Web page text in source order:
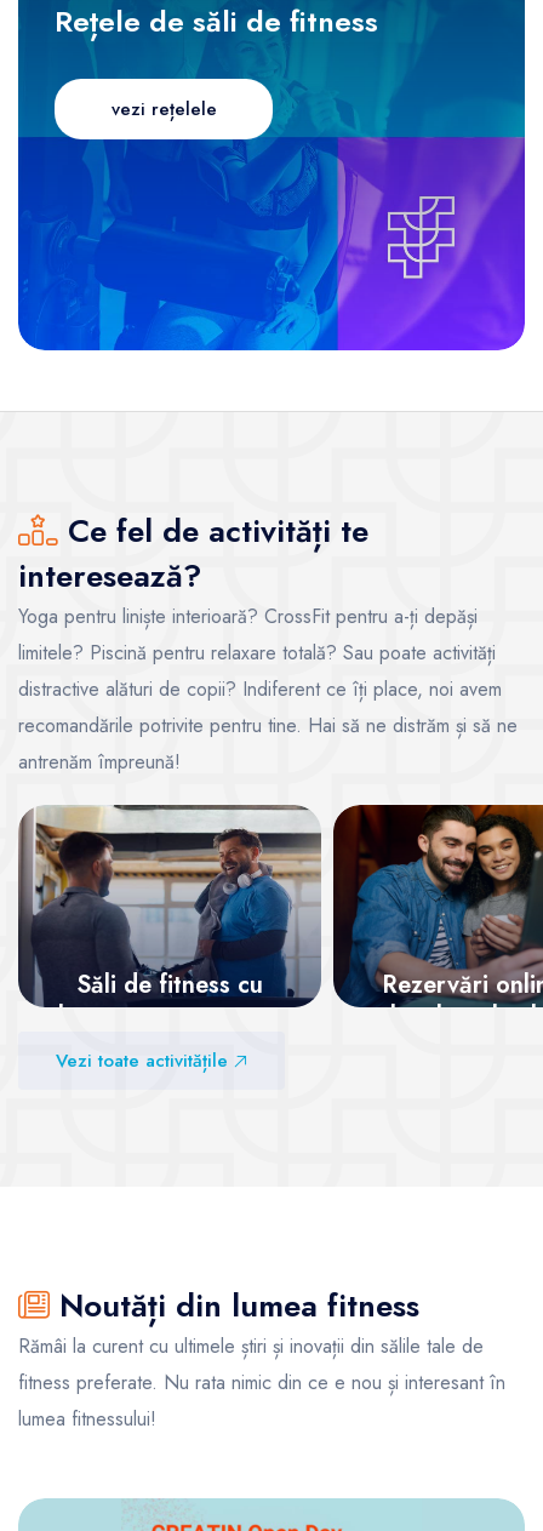
Rețele de săli de fitness
vezi rețelele
Ce fel de activități te
interesează?
Yoga pentru liniște interioară? CrossFit pentru a-ți depăși
limitele? Piscină pentru relaxare totală? Sau poate activități
distractive alături de copii? Indiferent ce îți place, noi avem
recomandările potrivite pentru tine. Hai să ne distrăm și să ne
antrenăm împreună!
Săli de fitness cu
abonamente recurente
Rezervări
locul tău la
Vezi toate activitățile
Noutăți din lumea fitness
Rămâi la curent cu ultimele știri și inovații din sălile tale de
fitness preferate. Nu rata nimic din ce e nou și interesant în
lumea fitnessului!